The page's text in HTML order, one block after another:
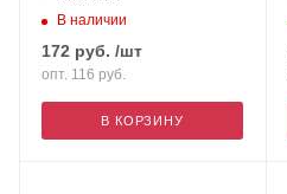
В наличии
172 руб. /шт
опт. 116 руб.
В КОРЗИНУ